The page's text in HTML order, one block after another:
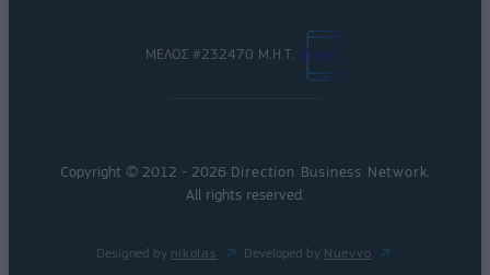
ΜΕΛΟΣ #232470 Μ.Η.Τ.
Copyright © 2012 - 2026 Direction Business Network
All rights reserved.
Designed by nikolas Developed by Nuevvo